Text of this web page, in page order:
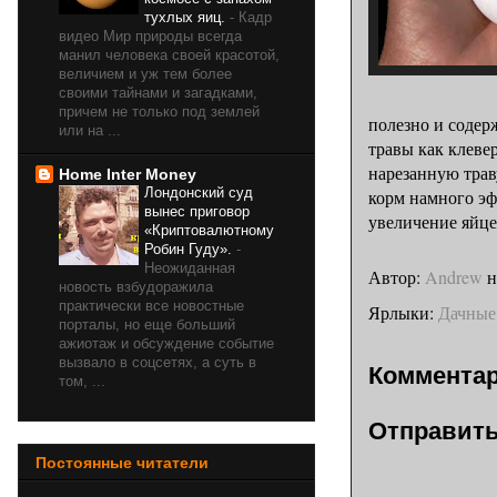
полезно и
травы как
нарезанную
корм намного
увеличение
Автор: Andrew
Ярлыки:
тухлых яиц. - Кадр
видео Мир природы всегда
манил человека своей красотой,
величием и уж тем более
своими тайнами и загадками,
причем не только под землей
или на ...
Home Inter Money
Лондонский суд
вынес приговор
«Криптовалютному
Робин Гуду». -
Неожиданная
новость взбудоражила
практически все новостные
порталы, но еще больший
ажиотаж и обсуждение событие
вызвало в соцсетях, а суть в
том, ...
Постоянные читатели